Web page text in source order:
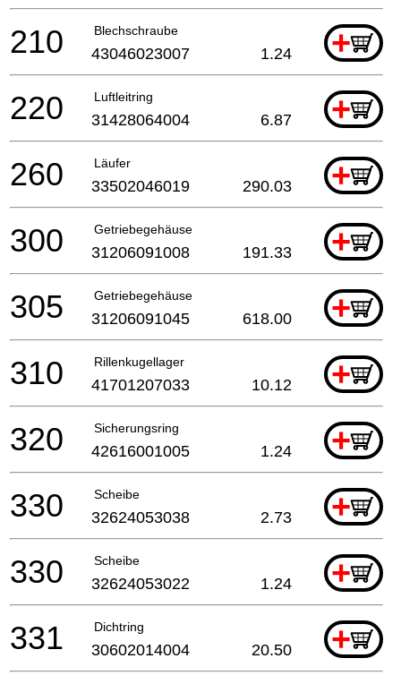
Blechschraube +
210 43046023007 1.24
Luftleitring +
220 31428064004 6.87
Läufer +
260 33502046019 290.03
Getriebegehäuse +
300 31206091008 191.33
Getriebegehäuse +
305 31206091045 618.00
Rillenkugellager +
310 41701207033 10.12
Sicherungsring +
320 42616001005 1.24
Scheibe +
330 32624053038 2.73
Scheibe +
330 32624053022 1.24
Dichtring +
331 30602014004 20.50